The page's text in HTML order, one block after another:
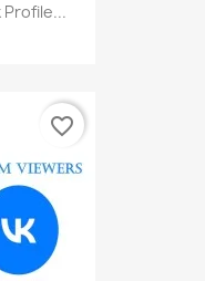
favorite_border